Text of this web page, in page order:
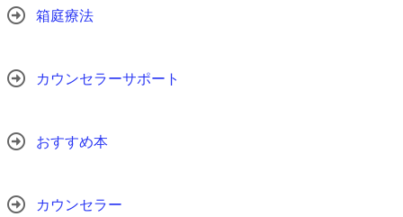
箱庭療法
カウンセラーサポート
おすすめ本
カウンセラー